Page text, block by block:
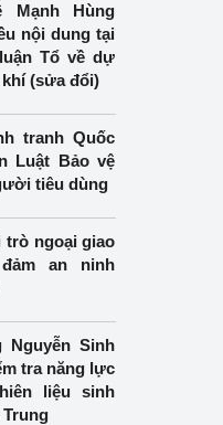
Mạnh Hùng
nội dung tại
Tổ về dự
(sửa đổi)
tranh Quốc
Luật Bảo vệ
tiêu dùng
trò ngoại giao
an ninh
Sinh
tra năng lực
liệu sinh